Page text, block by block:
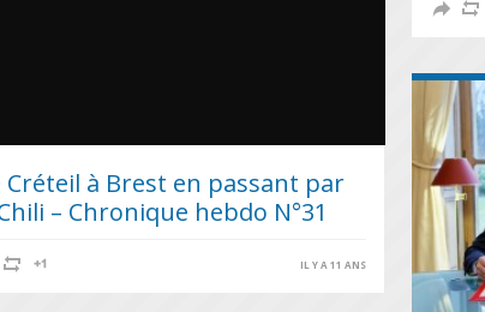
Créteil à Brest en passant par
– Chronique hebdo N°31
IL Y A 11 ANS